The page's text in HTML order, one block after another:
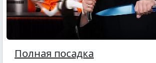
Полная посадка